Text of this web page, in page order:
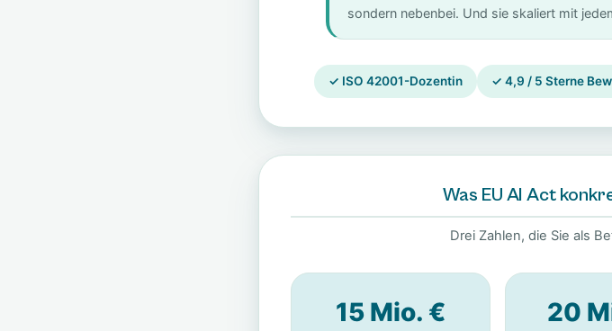
sondern nebenbei. Und sie skaliert mit
✓ ISO 42001-Dozentin ✓ 4,9 / 5 Sterne
Was EU AI Act
Drei Zahlen, die Sie als
15 Mio. € 20